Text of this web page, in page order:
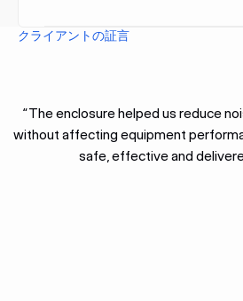
クライアントの証言
“The enclosure helped us reduce
without affecting equipment
safe, effective and